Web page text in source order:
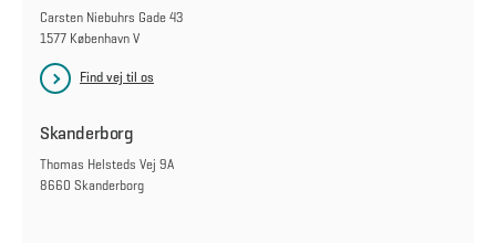
Carsten Niebuhrs Gade 43
1577 København V
Find vej til os
Skanderborg
Thomas Helsteds Vej 9A
8660 Skanderborg